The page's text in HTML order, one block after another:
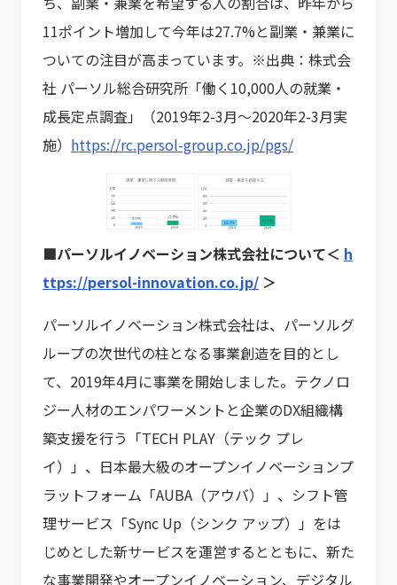
11ポイント増加して今年は27.7%と副業・兼業に
ついての注目が高まっています。※出典：株式会
社 パーソル総合研究所「働く10,000人の就業・
成長定点調査」（2019年2-3月～2020年2-3月実
施） https://rc.persol-group.co.jp/pgs/
■パーソルイノベーション株式会社について＜ h
ttps://persol-innovation.co.jp/ ＞
パーソルイノベーション株式会社は、パーソルグ
ループの次世代の柱となる事業創造を目的とし
て、2019年4月に事業を開始しました。テクノロ
ジー人材のエンパワーメントと企業のDX組織構
築支援を行う「TECH PLAY（テック プレ
イ）」、日本最大級のオープンイノベーションプ
ラットフォーム「AUBA（アウバ）」、シフト管
理サービス「Sync Up（シンク アップ）」をは
じめとした新サービスを運営するとともに、新た
な事業開発やオープンイノベーション、デジタル